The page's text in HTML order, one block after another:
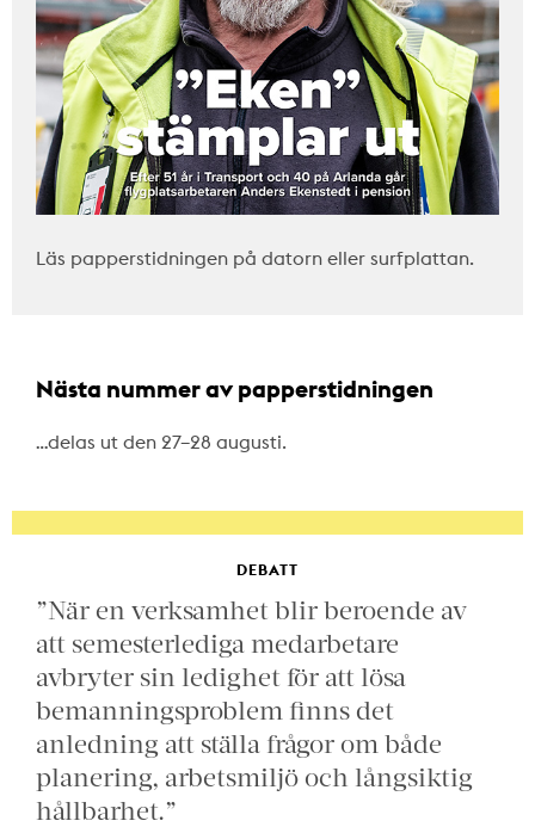
Läs papperstidningen på datorn eller surfplattan.
Nästa nummer av papperstidningen
…delas ut den 27–28 augusti.
DEBATT
”När en verksamhet blir beroende av
att semesterlediga medarbetare
avbryter sin ledighet för att lösa
bemanningsproblem finns det
anledning att ställa frågor om både
planering, arbetsmiljö och långsiktig
hållbarhet.”